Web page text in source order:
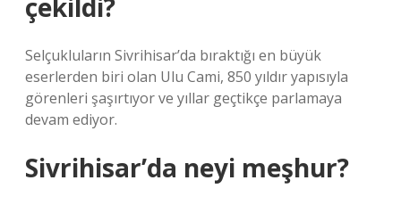
çekildi?
Selçukluların Sivrihisar’da bıraktığı en büyük
eserlerden biri olan Ulu Cami, 850 yıldır yapısıyla
görenleri şaşırtıyor ve yıllar geçtikçe parlamaya
devam ediyor.
Sivrihisar’da neyi meşhur?